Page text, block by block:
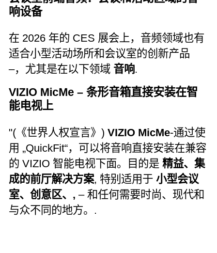
响设备
在 2026 年的 CES 展会上，音频领域也有
适合小型活动场所和会议室的创新产品
–，尤其是在以下领域 音响.
VIZIO MicMe – 条形音箱直接安装在智
能电视上
"(《世界人权宣言》) VIZIO MicMe-通过使
用 „QuickFit“，可以将音响直接安装在兼容
的 VIZIO 智能电视下面。目的是 精益、集
成的前厅解决方案, 特别适用于 小型会议
室、创意区、, – 和任何需要时尚、现代和
与众不同的地方。.